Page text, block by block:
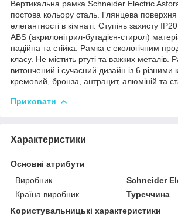
Вертикальна рамка Schneider Electric
постова кольору сталь. Глянцева поверхня
елегантності в кімнаті. Ступінь захисту
ABS (акрилонітрил-бутадієн-стирол)
надійна та стійка. Рамка є екологічним
класу. Не містить ртуті та важких металів.
витончений і сучасний дизайн із 6 різними
кремовий, бронза, антрацит, алюміній та
Приховати
Характеристики
Основні атрибути
Виробник
Schneider
Країна виробник
Туреччина
Користувальницькі характеристики